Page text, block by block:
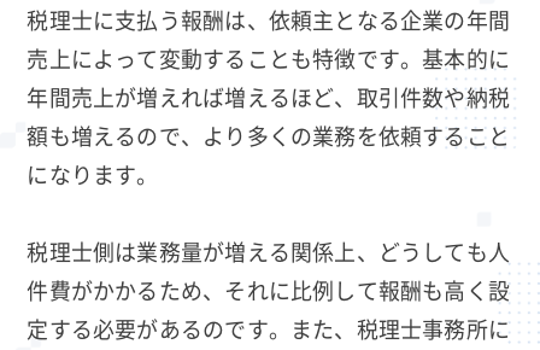
税理士に支払う報酬は、依頼主となる企業の年間
売上によって変動することも特徴です。基本的に
年間売上が増えれば増えるほど、取引件数や納税
額も増えるので、より多くの業務を依頼すること
になります。
税理士側は業務量が増える関係上、どうしても人
件費がかかるため、それに比例して報酬も高く設
定する必要があるのです。また、税理士事務所に